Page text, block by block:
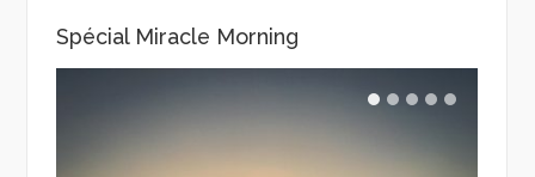
Spécial Miracle Morning